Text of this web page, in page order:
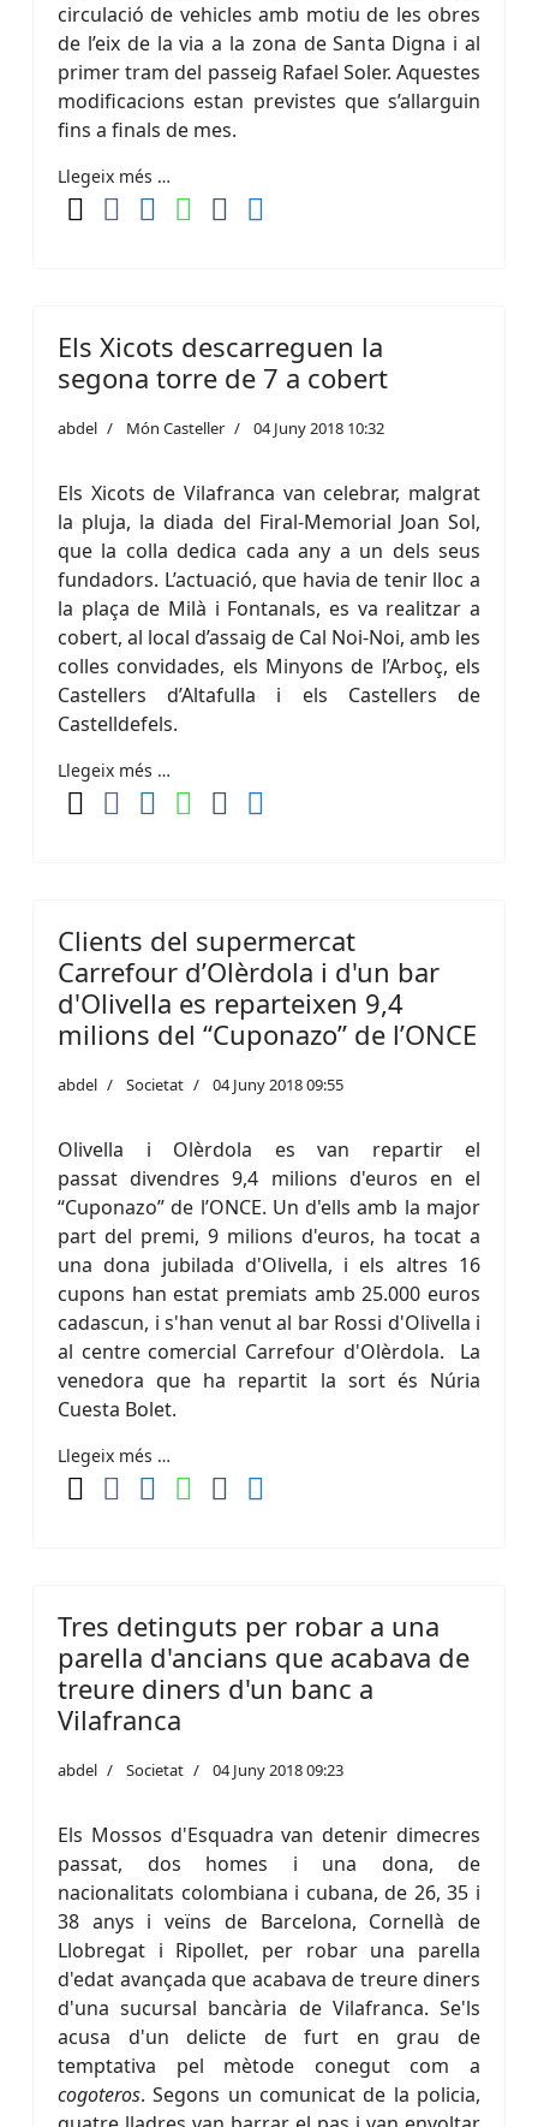
circulació de vehicles amb motiu de les obres
de l’eix de la via a la zona de Santa Digna i al
primer tram del passeig Rafael Soler. Aquestes
modificacions estan previstes que s’allarguin
fins a finals de mes.
Llegeix més …
Els Xicots descarreguen la
segona torre de 7 a cobert
abdel Món Casteller 04 Juny 2018 10:32
Els Xicots de Vilafranca van celebrar, malgrat
la pluja, la diada del Firal-Memorial Joan Sol,
que la colla dedica cada any a un dels seus
fundadors. L’actuació, que havia de tenir lloc a
la plaça de Milà i Fontanals, es va realitzar a
cobert, al local d’assaig de Cal Noi-Noi, amb les
colles convidades, els Minyons de l’Arboç, els
Castellers d’Altafulla i els Castellers de
Castelldefels.
Llegeix més …
Clients del supermercat
Carrefour d’Olèrdola i d'un bar
d'Olivella es reparteixen 9,4
milions del “Cuponazo” de l’ONCE
abdel Societat 04 Juny 2018 09:55
Olivella i Olèrdola es van repartir el
passat divendres 9,4 milions d'euros en el
“Cuponazo” de l’ONCE. Un d'ells amb la major
part del premi, 9 milions d'euros, ha tocat a
una dona jubilada d'Olivella, i els altres 16
cupons han estat premiats amb 25.000 euros
cadascun, i s'han venut al bar Rossi d'Olivella i
al centre comercial Carrefour d'Olèrdola. La
venedora que ha repartit la sort és Núria
Cuesta Bolet.
Llegeix més …
Tres detinguts per robar a una
parella d'ancians que acabava de
treure diners d'un banc a
Vilafranca
abdel Societat 04 Juny 2018 09:23
Els Mossos d'Esquadra van detenir dimecres
passat, dos homes i una dona, de
nacionalitats colombiana i cubana, de 26, 35 i
38 anys i veïns de Barcelona, Cornellà de
Llobregat i Ripollet, per robar una parella
d'edat avançada que acabava de treure diners
d'una sucursal bancària de Vilafranca. Se'ls
acusa d'un delicte de furt en grau de
temptativa pel mètode conegut com a
cogoteros. Segons un comunicat de la policia,